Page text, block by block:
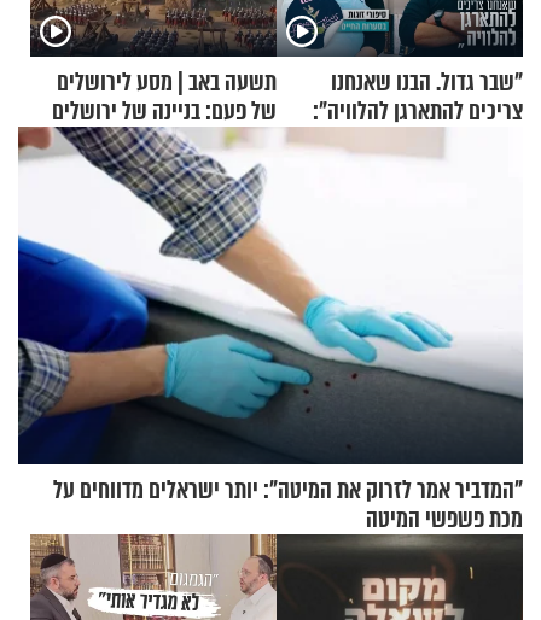
"שבר גדול. הבנו שאנחנו
צריכים להתארגן להלוויה":
זוגיות במבחן, הפעם עם מרים
תשעה באב | מסע לירושלים
של פעם: בניינה של ירושלים
"המדביר אמר לזרוק את המיטה": יותר ישראלים מדווחים על
מכת פשפשי המיטה